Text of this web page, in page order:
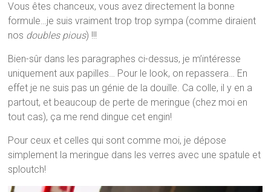
Vous êtes chanceux, vous avez directement la bonne
formule…je suis vraiment trop trop sympa (comme diraient
nos doubles pious) !!!
Bien-sûr dans les paragraphes ci-dessus, je m’intéresse
uniquement aux papilles… Pour le look, on repassera… En
effet je ne suis pas un génie de la douille. Ca colle, il y en a
partout, et beaucoup de perte de meringue (chez moi en
tout cas), ça me rend dingue cet engin!
Pour ceux et celles qui sont comme moi, je dépose
simplement la meringue dans les verres avec une spatule et
sploutch!